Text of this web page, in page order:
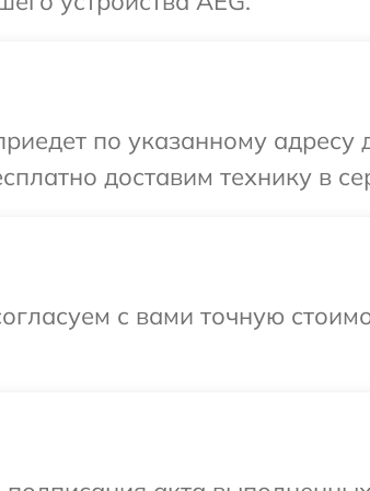
по указанному адресу
доставим технику в
с вами точную